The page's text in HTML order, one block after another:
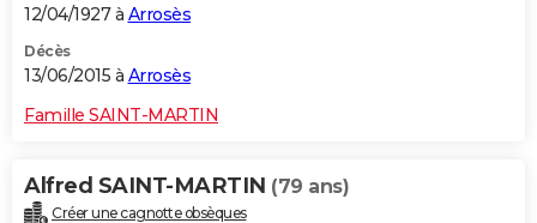
12/04/1927 à Arrosès
Décès
13/06/2015 à Arrosès
Famille SAINT-MARTIN
Alfred SAINT-MARTIN (79 ans)
Créer une cagnotte obsèques